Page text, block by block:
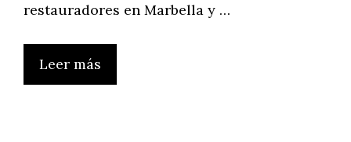
restauradores en Marbella y …
Leer más